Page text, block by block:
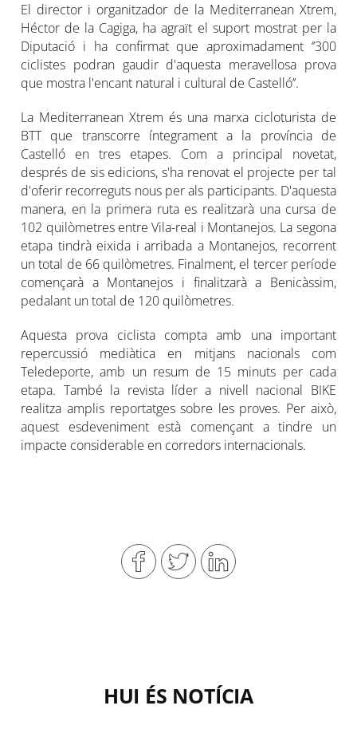
El director i organitzador de la Mediterranean Xtrem,
Héctor de la Cagiga, ha agraït el suport mostrat per la
Diputació i ha confirmat que aproximadament ‘’300
ciclistes podran gaudir d'aquesta meravellosa prova
que mostra l'encant natural i cultural de Castelló’’.
La Mediterranean Xtrem és una marxa cicloturista de
BTT que transcorre íntegrament a la província de
Castelló en tres etapes. Com a principal novetat,
després de sis edicions, s'ha renovat el projecte per tal
d'oferir recorreguts nous per als participants. D'aquesta
manera, en la primera ruta es realitzarà una cursa de
102 quilòmetres entre Vila-real i Montanejos. La segona
etapa tindrà eixida i arribada a Montanejos, recorrent
un total de 66 quilòmetres. Finalment, el tercer període
començarà a Montanejos i finalitzarà a Benicàssim,
pedalant un total de 120 quilòmetres.
Aquesta prova ciclista compta amb una important
repercussió mediàtica en mitjans nacionals com
Teledeporte, amb un resum de 15 minuts per cada
etapa. També la revista líder a nivell nacional BIKE
realitza amplis reportatges sobre les proves. Per això,
aquest esdeveniment està començant a tindre un
impacte considerable en corredors internacionals.
HUI ÉS NOTÍCIA